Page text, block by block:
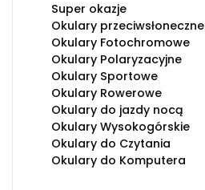
Super okazje
Okulary przeciwsłoneczne
Okulary Fotochromowe
Okulary Polaryzacyjne
Okulary Sportowe
Okulary Rowerowe
Okulary do jazdy nocą
Okulary Wysokogórskie
Okulary do Czytania
Okulary do Komputera